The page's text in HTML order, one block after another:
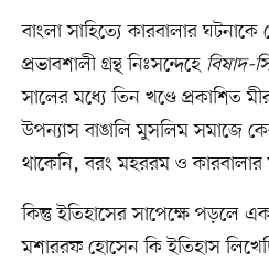
বাংলা সাহিত্যে কারবালার
প্রভাবশালী গ্রন্থ নিঃসন্দেহে বিষাদ-
সালের মধ্যে তিন খণ্ডে প্রকাশিত
উপন্যাস বাঙালি মুসলিম সমাজে
থাকেনি, বরং মহররম ও
কিন্তু ইতিহাসের সাপেক্ষে পড়লে
মশাররফ হোসেন কি ইতিহাস